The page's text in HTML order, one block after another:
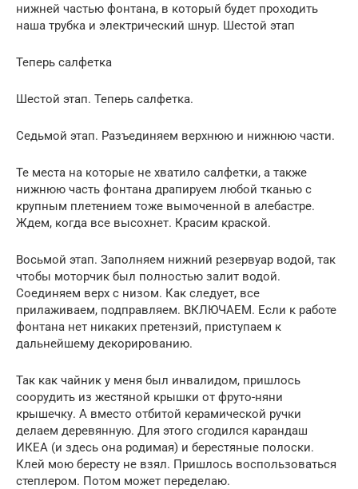
нижней частью фонтана, в который будет проходить
наша трубка и электрический шнур. Шестой этап
Теперь салфетка
Шестой этап. Теперь салфетка.
Седьмой этап. Разъединяем верхнюю и нижнюю части.
Те места на которые не хватило салфетки, а также
нижнюю часть фонтана драпируем любой тканью с
крупным плетением тоже вымоченной в алебастре.
Ждем, когда все высохнет. Красим краской.
Восьмой этап. Заполняем нижний резервуар водой, так
чтобы моторчик был полностью залит водой.
Соединяем верх с низом. Как следует, все
прилаживаем, подправляем. ВКЛЮЧАЕМ. Если к работе
фонтана нет никаких претензий, приступаем к
дальнейшему декорированию.
Так как чайник у меня был инвалидом, пришлось
соорудить из жестяной крышки от фруто-няни
крышечку. А вместо отбитой керамической ручки
делаем деревянную. Для этого сгодился карандаш
ИКЕА (и здесь она родимая) и берестяные полоски.
Клей мою бересту не взял. Пришлось воспользоваться
степлером. Потом может переделаю.